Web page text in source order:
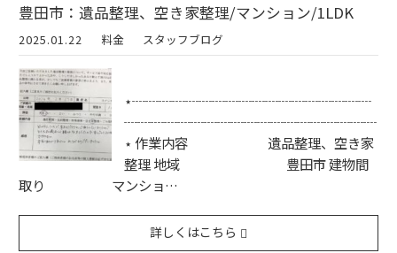
豊田市：遺品整理、空き家整理/マンション/1LDK
2025.01.22 料金 スタッフブログ
⋆┈┈┈┈┈┈┈┈┈┈┈┈┈┈┈┈┈┈
┈┈┈┈┈┈┈┈┈┈┈┈┈┈┈┈┈┈┈
⋆ 作業内容 遺品整理、空き家
整理 地域 豊田市 建物間
取り マンショ…
詳しくはこちら